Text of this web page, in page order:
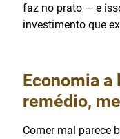
faz no prato — e
investimento que
Economia a
remédio,
Comer mal parece